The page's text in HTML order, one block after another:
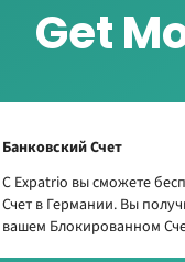
Get
Банковский Счет
С Expatrio вы сможете
Счет в Германии. Вы
вашем Блокированном